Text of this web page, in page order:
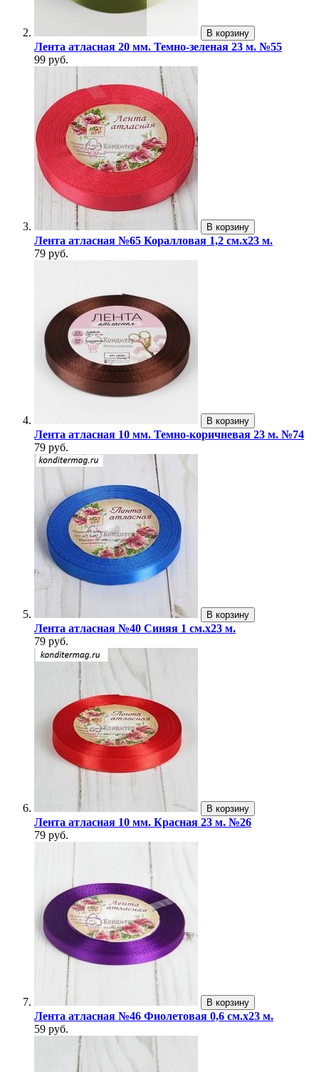
В корзину
Лента атласная 20 мм. Темно-зеленая 23 м. №55
99 руб.
В корзину
Лента атласная №65 Коралловая 1,2 см.х23 м.
79 руб.
В корзину
Лента атласная 10 мм. Темно-коричневая 23 м. №74
79 руб.
В корзину
Лента атласная №40 Синяя 1 см.х23 м.
79 руб.
В корзину
Лента атласная 10 мм. Красная 23 м. №26
79 руб.
В корзину
Лента атласная №46 Фиолетовая 0,6 см.х23 м.
59 руб.